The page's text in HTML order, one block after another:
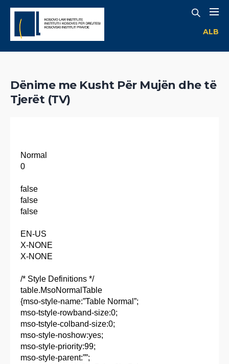
ALB
Dënime me Kusht Për Mujën dhe të
Tjerët (TV)
Normal
0
false
false
false
EN-US
X-NONE
X-NONE
/* Style Definitions */
table.MsoNormalTable
{mso-style-name:”Table Normal”;
mso-tstyle-rowband-size:0;
mso-tstyle-colband-size:0;
mso-style-noshow:yes;
mso-style-priority:99;
mso-style-parent:””;